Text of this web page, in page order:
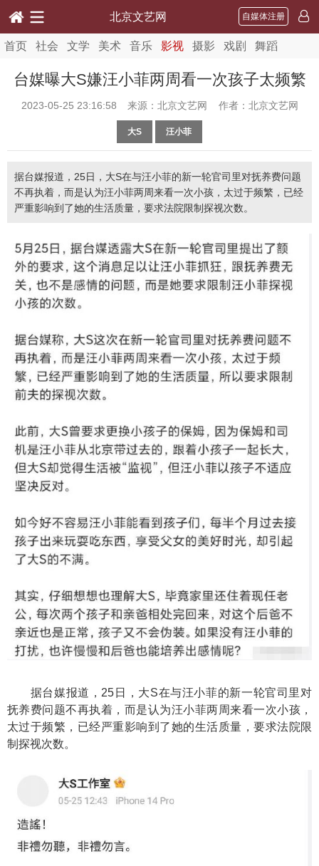
北京文艺网 自媒体注册
首页 社会 文学 美术 音乐 影视 摄影 戏剧 舞蹈
台媒曝大S嫌汪小菲两周看一次孩子太频繁
2023-05-25 23:16:58 来源：北京文艺网 作者：北京文艺网
大S 汪小菲
据台媒报道，25日，大S在与汪小菲的新一轮官司里对抚养费问题
不再执着，而是认为汪小菲两周来看一次小孩，太过于频繁，已经
严重影响到了她的生活质量，要求法院限制探视次数。
据台媒报道，25日，大S在与汪小菲的新一轮官司里对
抚养费问题不再执着，而是认为汪小菲两周来看一次小孩，
太过于频繁，已经严重影响到了她的生活质量，要求法院限
制探视次数。